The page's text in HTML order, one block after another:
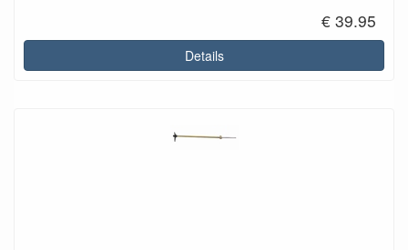
€ 39.95
Details